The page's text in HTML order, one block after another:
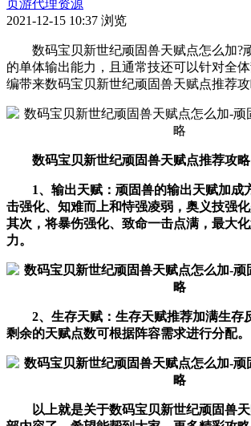
页游代理资源
2021-12-15 10:37 浏览
数码宝贝新世纪顽固兽天赋点怎么加?
的单体输出能力，且通常技还可以针对全
编带来数码宝贝新世纪顽固兽天赋点推荐攻
数码宝贝新世纪顽固兽天赋点推荐攻略
1、输出天赋：顽固兽的输出天赋加成
击强化、知难而上和恃强凌弱，奥义技强化
其次，将暴伤强化、致命一击点满，最大
力。
2、生存天赋：生存天赋推荐加满生存反
剩余的天赋点数可根据阵容需求进行分配。
以上就是关于数码宝贝新世纪顽固兽